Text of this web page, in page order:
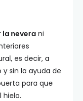
nevera ni
es decir, a
sin la ayuda de
para que
hielo.